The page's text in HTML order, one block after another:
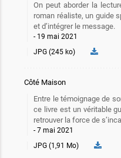
On peut aborder la
roman réaliste, un guide
et d’intégrer le message.
19 mai 2021
JPG (245 ko)
Côté Maison
Entre le témoignage de
ce livre est un véritable
retrouver la force de
7 mai 2021
JPG (1,91 Mo)